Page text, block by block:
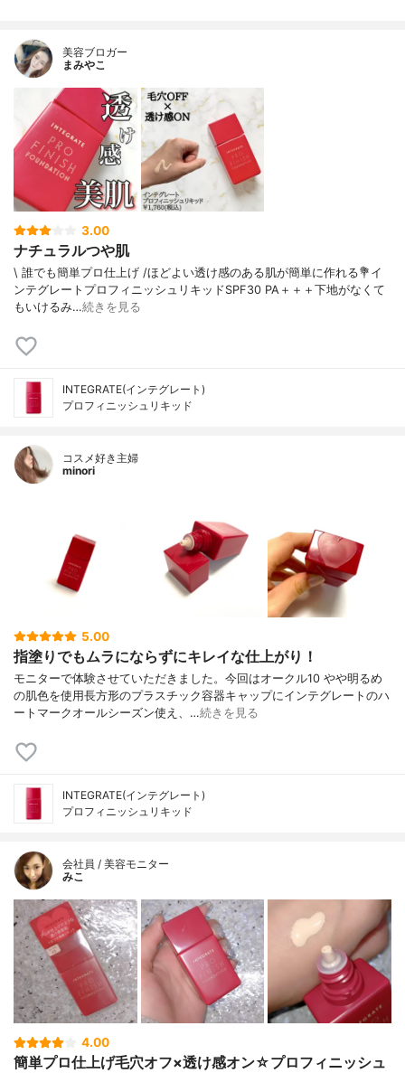
ａ、ステアリン酸、テトラヒドロテトラメ
チルシクロテトラシロキサン、ＢＨＴ、テ
トラデセン、シリカ、トコフェロール、ミ
リスチン酸Ｍｇ、（ビニルジメチコン／メ
チコンシルセスキオキサン）クロスポリマ
ー、ピロ亜硫酸Ｎａ、タルク、トリエトキ
シカプリリルシラン、ハイドロゲンジメチ
コン、フェノキシエタノール、硫酸Ｂａ、
美容ブロガー
まみやこ
3.00
ナチュラルつや肌
\ 誰でも簡単プロ仕上げ /⁡⁡ほどよい透け感のある肌が簡単に作れる⁡⁡💐イ
ンテグレートプロフィニッシュリキッド⁡⁡SPF30 PA＋＋＋下地がなくて
もいけるみ…続きを見る
INTEGRATE(インテグレート)
プロフィニッシュリキッド
コスメ好き主婦
minori
5.00
指塗りでもムラにならずにキレイな仕上がり！
モニターで体験させていただきました。今回はオークル10 やや明るめ
の肌色を使用長方形のプラスチック容器キャップにインテグレートのハ
ートマークオールシーズン使え、…続きを見る
INTEGRATE(インテグレート)
プロフィニッシュリキッド
会社員 / 美容モニター
みこ
4.00
簡単プロ仕上げ毛穴オフ×透け感オン☆プロフィニッシュ